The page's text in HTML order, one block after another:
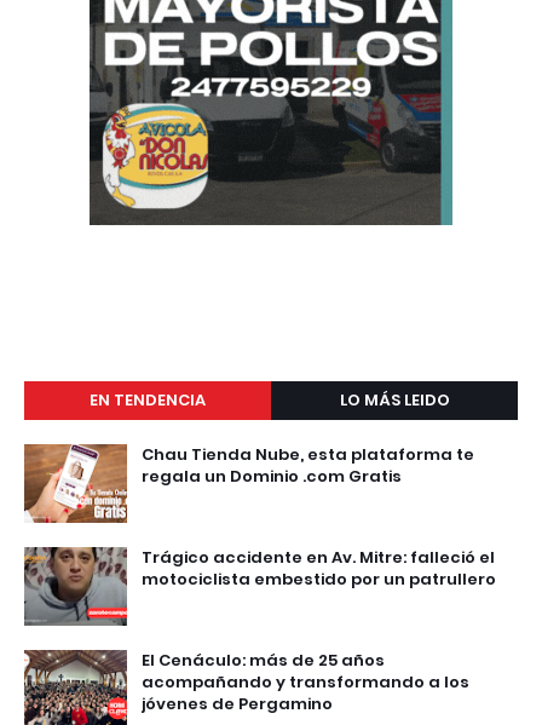
EN TENDENCIA LO MÁS LEIDO
Chau Tienda Nube, esta plataforma te
regala un Dominio .com Gratis
Trágico accidente en Av. Mitre: falleció el
motociclista embestido por un patrullero
El Cenáculo: más de 25 años
acompañando y transformando a los
jóvenes de Pergamino